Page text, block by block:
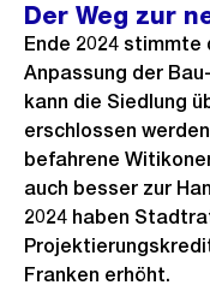
Der Weg zur
Ende 2024
Anpassung der
kann die Siedlung
erschlossen
befahrene
auch besser zur
2024 haben
Franken erhöht.